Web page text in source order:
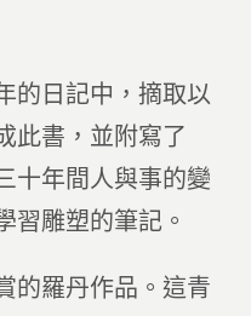
的日記中，摘取以
此書，並附寫了
十年間人與事的變
習雕塑的筆記。
的羅丹作品。這青